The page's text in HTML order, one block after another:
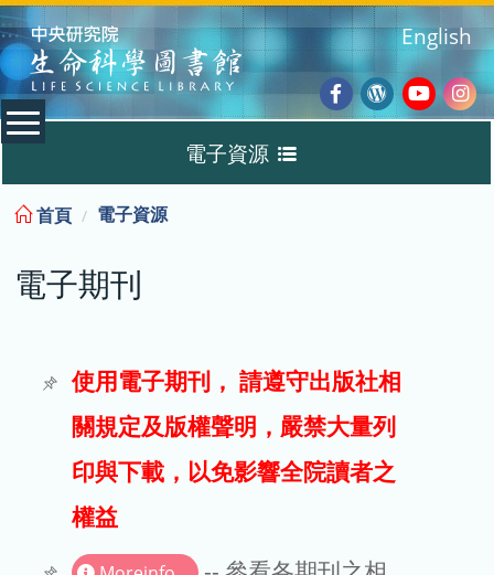
:::
Facebook
Wordpress
English
電子資源
電子期刊
試用
首頁 電子資源
電子期刊
使用電子期刊， 請遵守出版社相
關規定及版權聲明，嚴禁大量列
印與下載，以免影響全院讀者之
權益